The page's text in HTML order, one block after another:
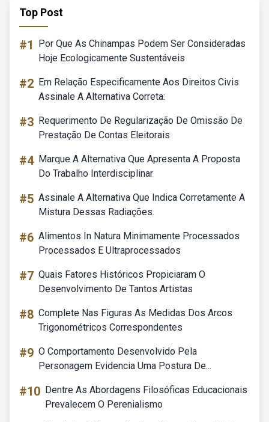
Top Post
#1
Por Que As Chinampas Podem Ser Consideradas
Hoje Ecologicamente Sustentáveis
#2 Em Relação Especificamente Aos Direitos Civis
Assinale A Alternativa Correta:
#3 Requerimento De Regularização De Omissão De
Prestação De Contas Eleitorais
#4 Marque A Alternativa Que Apresenta A Proposta
Do Trabalho Interdisciplinar
#5 Assinale A Alternativa Que Indica Corretamente A
Mistura Dessas Radiações.
#6 Alimentos In Natura Minimamente Processados
Processados E Ultraprocessados
#7 Quais Fatores Históricos Propiciaram O
Desenvolvimento De Tantos Artistas
#8 Complete Nas Figuras As Medidas Dos Arcos
Trigonométricos Correspondentes
#9 O Comportamento Desenvolvido Pela
Personagem Evidencia Uma Postura De...
#10 Dentre As Abordagens Filosóficas Educacionais
Prevalecem O Perenialismo